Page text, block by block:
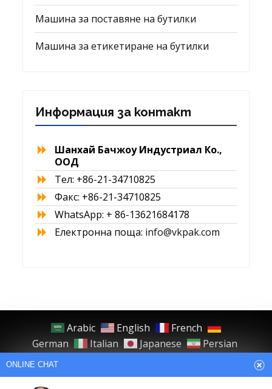
Машина за поставяне на бутилки
Машина за етикетиране на бутилки
Информация за контакт
Шанхай Бачжоу Индустриал Ко.,
ООД
Тел: +86-21-34710825
Факс: +86-21-34710825
WhatsApp: + 86-13621684178
Електронна поща: info@vkpak.com
Arabic English
French
German
Italian Japanese
Persian
Portuguese
Turkish
Thai
ONLINE CHAT